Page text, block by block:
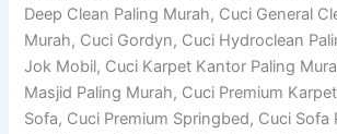
Deep Clean Paling Murah, Cuci General
Murah, Cuci Gordyn, Cuci Hydroclean
Jok Mobil, Cuci Karpet Kantor Paling
Masjid Paling Murah, Cuci Premium
Sofa, Cuci Premium Springbed, Cuci Sofa